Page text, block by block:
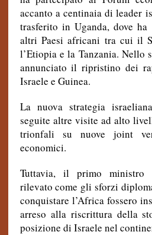
accanto a centinaia di leader
trasferito in Uganda, dove
altri Paesi africani tra cui il
l’Etiopia e la Tanzania. Nello
annunciato il ripristino dei
Israele e Guinea.
La nuova strategia
seguite altre visite ad alto
trionfali su nuove joint
economici.
Tuttavia, il primo ministro
rilevato come gli sforzi
conquistare l’Africa fossero
arreso alla riscrittura della
posizione di Israele nel